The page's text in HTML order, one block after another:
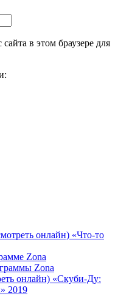
в этом браузере для
онлайн) «Что-то
Zona
Zona
онлайн) «Скуби-Ду:
2019